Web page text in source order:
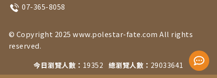
07-365-8058
© Copyright 2025 www.polestar-fate.com All rights
reserved.
今日瀏覽人數： 19352 總瀏覽人數： 29033641